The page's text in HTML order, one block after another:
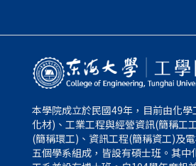
本學院成立於民國49年，目前由化
化材)、工業工程與經營資訊(簡稱工
(簡稱環工)、資訊工程(簡稱資工)及
五個學系組成，皆設有碩士班。其中